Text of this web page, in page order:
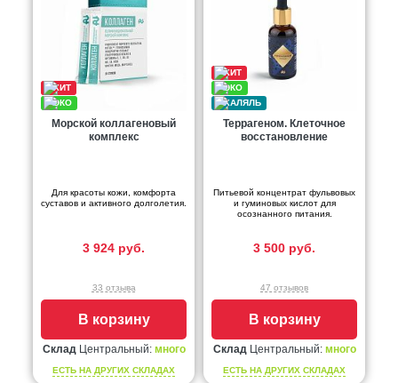
Морской коллагеновый
комплекс
Для красоты кожи, комфорта
суставов и активного долголетия.
3 924 руб.
33 отзыва
В корзину
СкладЦентральный: много
ЕСТЬ НА ДРУГИХ СКЛАДАХ
Террагеном. Клеточное
восстановление
Питьевой концентрат фульвовых
и гуминовых кислот для
осознанного питания.
3 500 руб.
47 отзывов
В корзину
СкладЦентральный: много
ЕСТЬ НА ДРУГИХ СКЛАДАХ